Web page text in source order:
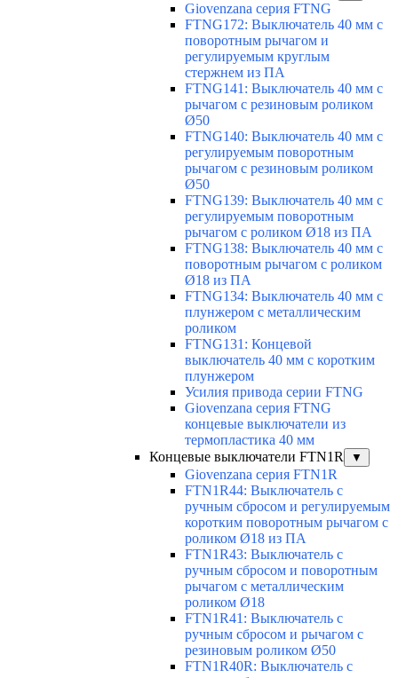
Giovenzana серия FTNG
FTNG172: Выключатель 40 мм с
поворотным рычагом и
регулируемым круглым
стержнем из ПА
FTNG141: Выключатель 40 мм с
рычагом с резиновым роликом
Ø50
FTNG140: Выключатель 40 мм с
регулируемым поворотным
рычагом с резиновым роликом
Ø50
FTNG139: Выключатель 40 мм с
регулируемым поворотным
рычагом с роликом Ø18 из ПА
FTNG138: Выключатель 40 мм с
поворотным рычагом с роликом
Ø18 из ПА
FTNG134: Выключатель 40 мм с
плунжером с металлическим
роликом
FTNG131: Концевой
выключатель 40 мм с коротким
плунжером
Усилия привода серии FTNG
Giovenzana серия FTNG
концевые выключатели из
термопластика 40 мм
Концевые выключатели FTN1R
▼
Giovenzana серия FTN1R
FTN1R44: Выключатель с
ручным сбросом и регулируемым
коротким поворотным рычагом с
роликом Ø18 из ПА
FTN1R43: Выключатель с
ручным сбросом и поворотным
рычагом с металлическим
роликом Ø18
FTN1R41: Выключатель с
ручным сбросом и рычагом с
резиновым роликом Ø50
FTN1R40R: Выключатель с